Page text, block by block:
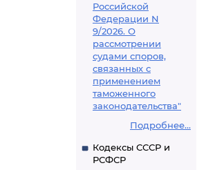
Российской
Федерации N
9/2026. О
рассмотрении
судами споров,
связанных с
применением
таможенного
законодательства"
Подробнее...
Кодексы СССР и
РСФСР